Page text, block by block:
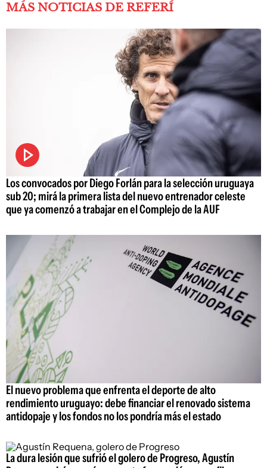
MÁS NOTICIAS DE REFERÍ
Los convocados por Diego Forlán para la selección uruguaya
sub 20; mirá la primera lista del nuevo entrenador celeste
que ya comenzó a trabajar en el Complejo de la AUF
El nuevo problema que enfrenta el deporte de alto
rendimiento uruguayo: debe financiar el renovado sistema
antidopaje y los fondos no los pondría más el estado
La dura lesión que sufrió el golero de Progreso, Agustín